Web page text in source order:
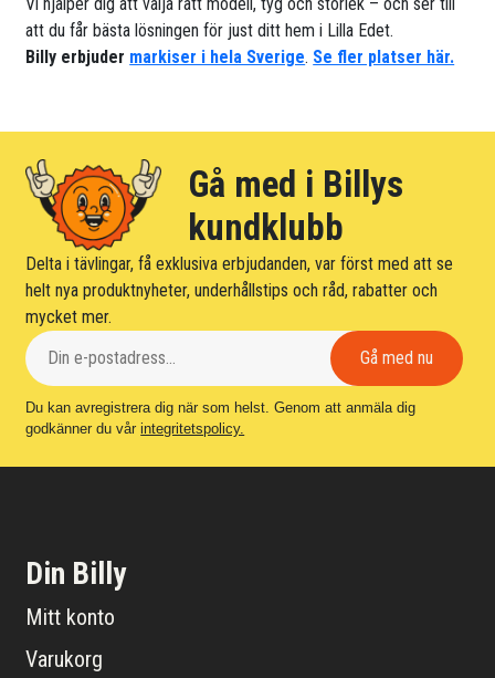
Vi hjälper dig att välja rätt modell, tyg och storlek – och ser till
att du får bästa lösningen för just ditt hem i Lilla Edet.
Billy erbjuder markiser i hela Sverige. Se fler platser här.
Gå med i Billys
kundklubb
Delta i tävlingar, få exklusiva erbjudanden, var först med att se
helt nya produktnyheter, underhållstips och råd, rabatter och
mycket mer.
Du kan avregistrera dig när som helst. Genom att anmäla dig
godkänner du vårintegritetspolicy.
Din Billy
Mitt konto
Varukorg